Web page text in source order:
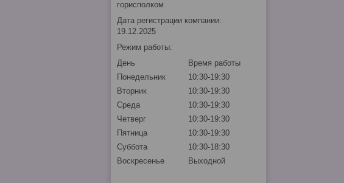
горисполком
Дата регистрации компании:
19.12.2025
Режим работы:
День
Время работы
Понедельник
10:30-19:30
Вторник
10:30-19:30
Среда
10:30-19:30
Четверг
10:30-19:30
Пятница
10:30-19:30
Суббота
10:30-18:30
Воскресенье
Выходной